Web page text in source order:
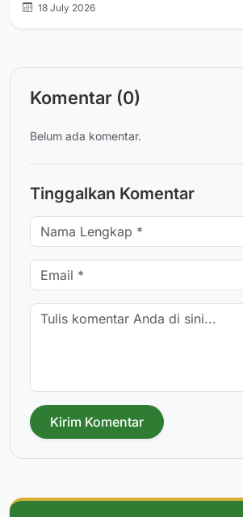
18 July 2026
Komentar (0)
Belum ada komentar.
Tinggalkan Komentar
Kirim Komentar